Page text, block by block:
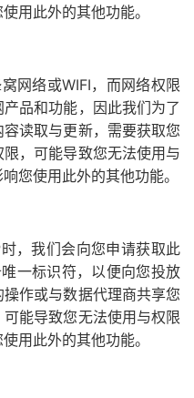
用此外的其他功能。
网络或WIFI，而网络权限
品和功能，因此我们为了
读取与更新，需要获取您
，可能导致您无法使用与
您使用此外的其他功能。
，我们会向您申请获取此
一标识符，以便向您投放
作或与数据代理商共享您
能导致您无法使用与权限
用此外的其他功能。